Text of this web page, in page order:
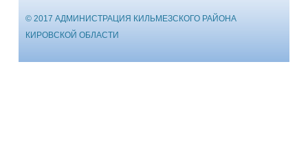
© 2017 АДМИНИСТРАЦИЯ КИЛЬМЕЗСКОГО РАЙОНА
КИРОВСКОЙ ОБЛАСТИ